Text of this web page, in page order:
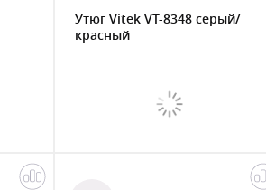
Утюг Vitek VT-8348 серый/
красный